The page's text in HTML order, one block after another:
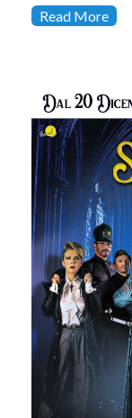
Read More